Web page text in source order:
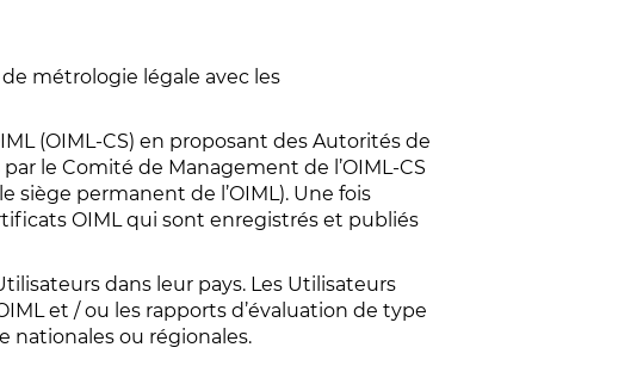
métrologie légale avec les
(OIML-CS) en proposant des Autorités de
le Comité de Management de l’OIML-CS
siège permanent de l’OIML). Une fois
OIML qui sont enregistrés et publiés
dans leur pays. Les Utilisateurs
et / ou les rapports d’évaluation de type
nationales ou régionales.